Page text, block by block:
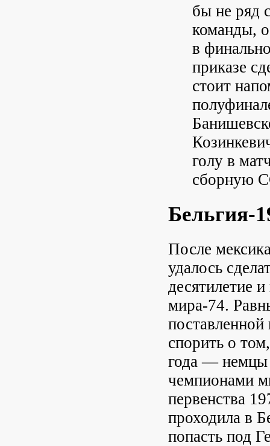
бы не ряд
команды,
в
приказе
стоит
голу в
сборную
Бельгия-
После
удалось
десятилетие
мира-74.
спорить о
года — немцы
чемпионами
первенства
проходила в
попасть под